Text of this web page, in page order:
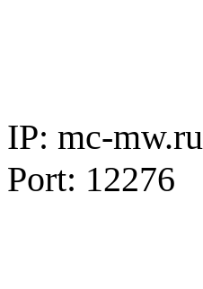
IP: mc-mw.ru
Port: 12276